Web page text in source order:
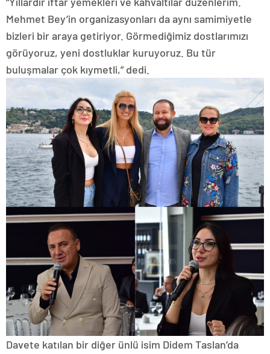
Mehmet Bey’in organizasyonları da aynı samimiyetle
bizleri bir araya getiriyor. Görmediğimiz dostlarımızı
görüyoruz, yeni dostluklar kuruyoruz. Bu tür
buluşmalar çok kıymetli,” dedi.
Davete katılan bir diğer ünlü isim Didem Taslan’da